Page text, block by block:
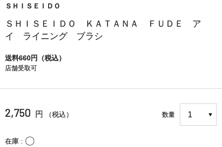
ＳＨＩＳＥＩＤＯ
ＳＨＩＳＥＩＤＯ ＫＡＴＡＮＡ ＦＵＤＥ ア
イ ライニング ブラシ
送料660円（税込）
店舗受取可
2,750 円 （税込） 数量
在庫 〇